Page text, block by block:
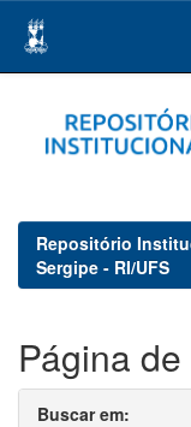
navigation
Repositório
Sergipe - RI/UFS
Página
Buscar em: